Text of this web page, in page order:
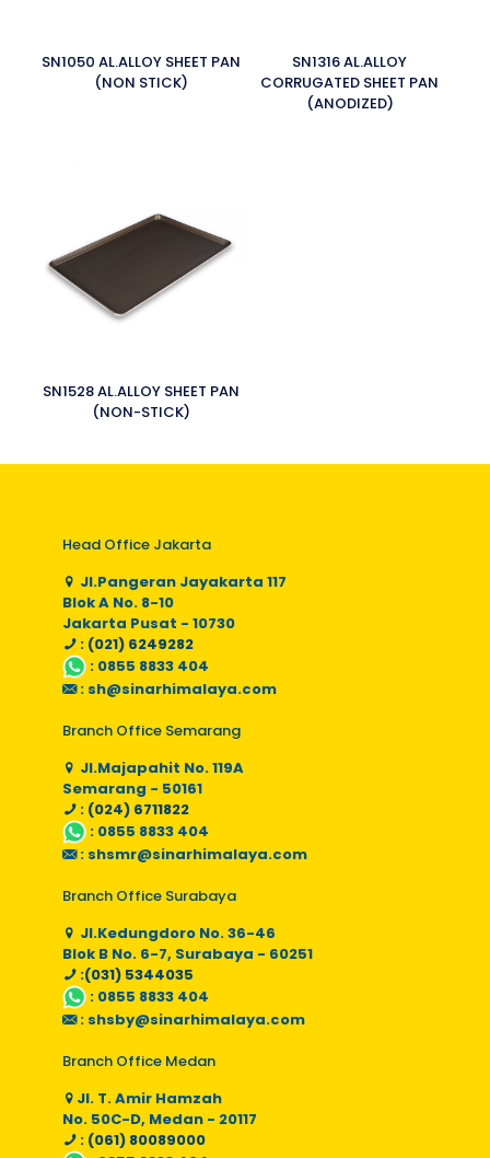
SN1050 AL.ALLOY SHEET PAN
(NON STICK)
SN1316 AL.ALLOY
CORRUGATED SHEET PAN
(ANODIZED)
SN1528 AL.ALLOY SHEET PAN
(NON-STICK)
Head Office Jakarta
Jl.Pangeran Jayakarta 117
Blok A No. 8-10
Jakarta Pusat - 10730
: (021) 6249282
: 0855 8833 404
: sh@sinarhimalaya.com
Branch Office Semarang
Jl.Majapahit No. 119A
Semarang - 50161
: (024) 6711822
: 0855 8833 404
: shsmr@sinarhimalaya.com
Branch Office Surabaya
Jl.Kedungdoro No. 36-46
Blok B No. 6-7, Surabaya - 60251
:(031) 5344035
: 0855 8833 404
: shsby@sinarhimalaya.com
Branch Office Medan
Jl. T. Amir Hamzah
No. 50C-D, Medan - 20117
: (061) 80089000